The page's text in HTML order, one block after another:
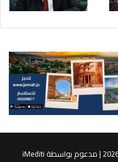
iMediti